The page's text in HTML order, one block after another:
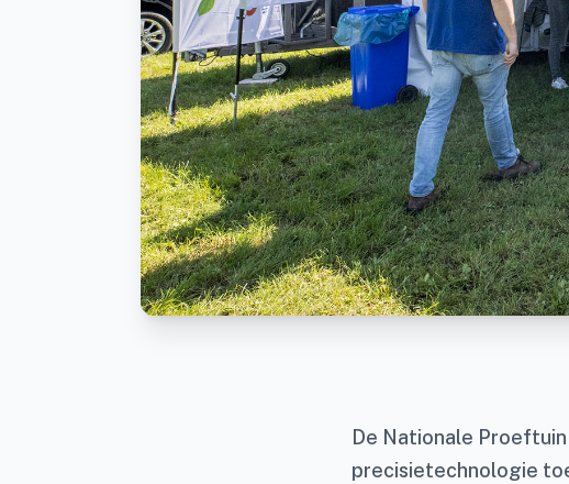
De Nationale
precisietechnologie